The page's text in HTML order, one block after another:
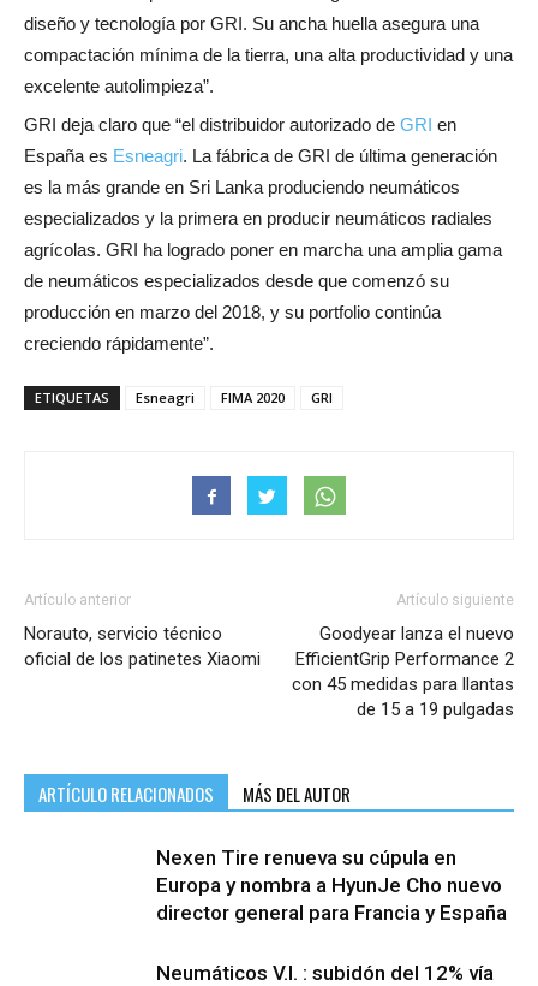
diseño y tecnología por GRI. Su ancha huella asegura una
compactación mínima de la tierra, una alta productividad y una
excelente autolimpieza”.
GRI deja claro que “el distribuidor autorizado de GRI en
España es Esneagri. La fábrica de GRI de última generación
es la más grande en Sri Lanka produciendo neumáticos
especializados y la primera en producir neumáticos radiales
agrícolas. GRI ha logrado poner en marcha una amplia gama
de neumáticos especializados desde que comenzó su
producción en marzo del 2018, y su portfolio continúa
creciendo rápidamente”.
ETIQUETAS Esneagri FIMA 2020 GRI
Artículo anterior
Norauto, servicio técnico
oficial de los patinetes Xiaomi
Artículo siguiente
Goodyear lanza el nuevo
EfficientGrip Performance 2
con 45 medidas para llantas
de 15 a 19 pulgadas
ARTÍCULO RELACIONADOS MÁS DEL AUTOR
Nexen Tire renueva su cúpula en
Europa y nombra a HyunJe Cho nuevo
director general para Francia y España
Neumáticos V.I. : subidón del 12% vía